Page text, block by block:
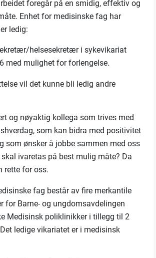
foregår på en smidig, effektiv og
Enhet for medisinske fag har
ledig:
helsesekretær i sykevikariat
med mulighet for forlengelse.
vil det kunne bli ledig andre
og nøyaktig kollega som trives med
som kan bidra med positivitet
som ønsker å jobbe sammen med oss
ivaretas på best mulig måte? Da
rette for oss.
fag består av fire merkantile
for Barne- og ungdomsavdelingen
Medisinsk poliklinikker i tillegg til 2
ledige vikariatet er i medisinsk